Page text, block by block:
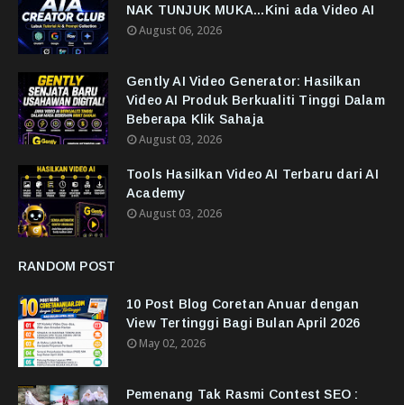
NAK TUNJUK MUKA...Kini ada Video AI
August 06, 2026
Gently AI Video Generator: Hasilkan
Video AI Produk Berkualiti Tinggi Dalam
Beberapa Klik Sahaja
August 03, 2026
Tools Hasilkan Video AI Terbaru dari AI
Academy
August 03, 2026
RANDOM POST
10 Post Blog Coretan Anuar dengan
View Tertinggi Bagi Bulan April 2026
May 02, 2026
Pemenang Tak Rasmi Contest SEO :